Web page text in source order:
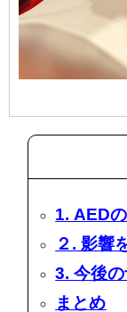
1. AED
２. 影響
3. 今後
まとめ